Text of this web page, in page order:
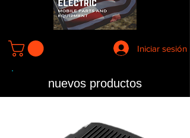
Iniciar sesión
nuevos productos